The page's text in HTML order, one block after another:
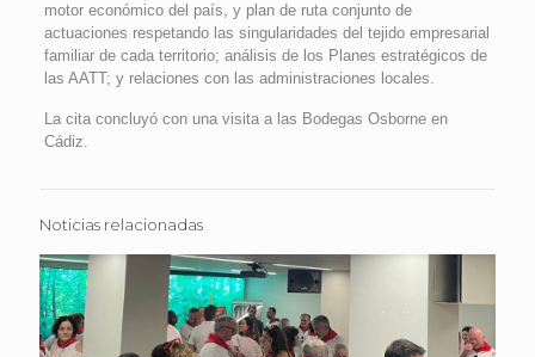
motor económico del país, y plan de ruta conjunto de
actuaciones respetando las singularidades del tejido empresarial
familiar de cada territorio; análisis de los Planes estratégicos de
las AATT; y relaciones con las administraciones locales.
La cita concluyó con una visita a las Bodegas Osborne en
Cádiz.
Noticias relacionadas